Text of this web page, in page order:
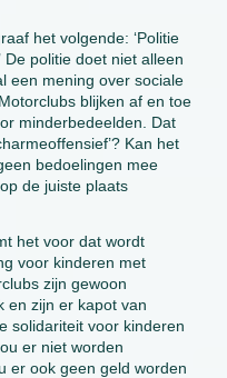
het volgende: ‘Politie
De politie doet niet alleen
een mening over sociale
blijken af en toe
minderbedeelden. Dat
Kan het
bedoelingen mee
de juiste plaats
het voor dat wordt
voor kinderen met
zijn gewoon
en zijn er kapot van
solidariteit voor kinderen
er niet worden
er ook geen geld worden